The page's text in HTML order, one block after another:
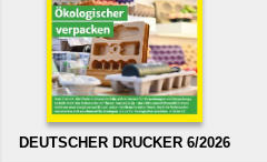
DEUTSCHER DRUCKER 6/2026